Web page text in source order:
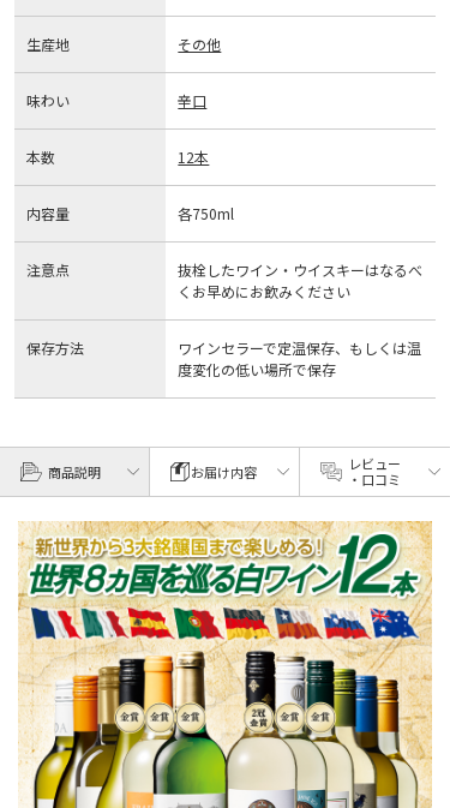
生産地 その他
味わい 辛口
本数 12本
内容量 各750ml
注意点
抜栓したワイン・ウイスキーはなるべ
くお早めにお飲みください
保存方法
ワインセラーで定温保存、もしくは温
度変化の低い場所で保存
商品説明 お届け内容
レビュー
・口コミ